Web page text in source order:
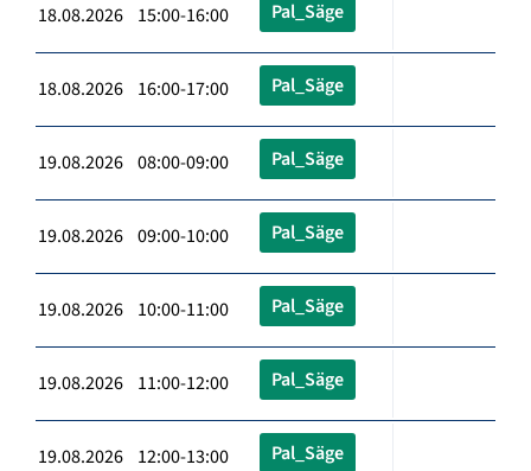
18.08.2026 15:00-16:00 Pal_Säge
18.08.2026 16:00-17:00 Pal_Säge
19.08.2026 08:00-09:00 Pal_Säge
19.08.2026 09:00-10:00 Pal_Säge
19.08.2026 10:00-11:00 Pal_Säge
19.08.2026 11:00-12:00 Pal_Säge
19.08.2026 12:00-13:00 Pal_Säge